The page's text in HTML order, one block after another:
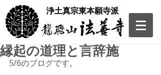
​浄土真宗東本願寺派
縁起の道理と言辞施
5/6のブログです。